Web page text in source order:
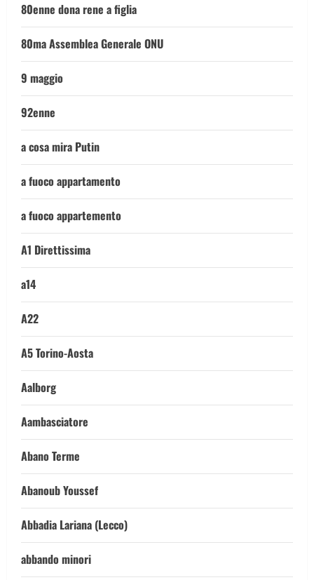
80enne dona rene a figlia
80ma Assemblea Generale ONU
9 maggio
92enne
a cosa mira Putin
a fuoco appartamento
a fuoco appartemento
A1 Direttissima
a14
A22
A5 Torino-Aosta
Aalborg
Aambasciatore
Abano Terme
Abanoub Youssef
Abbadia Lariana (Lecco)
abbando minori